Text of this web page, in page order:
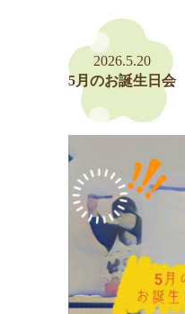
2026.5.20
5月のお誕生日会